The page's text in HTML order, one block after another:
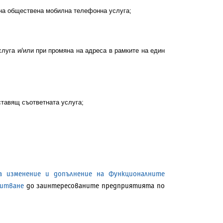
обществена мобилна телефонна услуга;
и/или при промяна на адреса в рамките на един
съответната услуга;
и допълнение на Функционалните
до заинтересованите предприятията по